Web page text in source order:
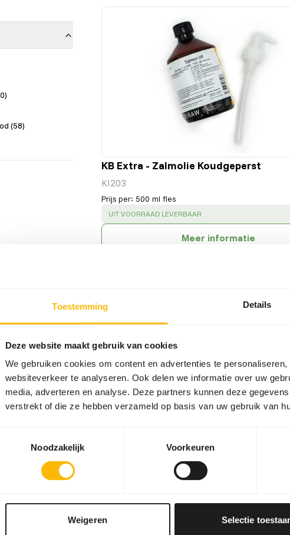
Toestemming Details
Deze website maakt gebruik van cookies
We gebruiken cookies om content en advertenties te
websiteverkeer te analyseren. Ook delen we informatie over uw
media, adverteren en analyse. Deze partners kunnen deze
verstrekt of die ze hebben verzameld op basis van uw gebruik van
Noodzakelijk
Voorkeuren
Weigeren Selectie
)
(58)
KB Extra - Zalmolie Koudgeperst
KI203
Prijs per: 500 ml fles
SUCCESS:
UIT VOORRAAD LEVERBAAR
Meer informatie
20 kg zak
UIT VOORRAAD LEVERBAAR